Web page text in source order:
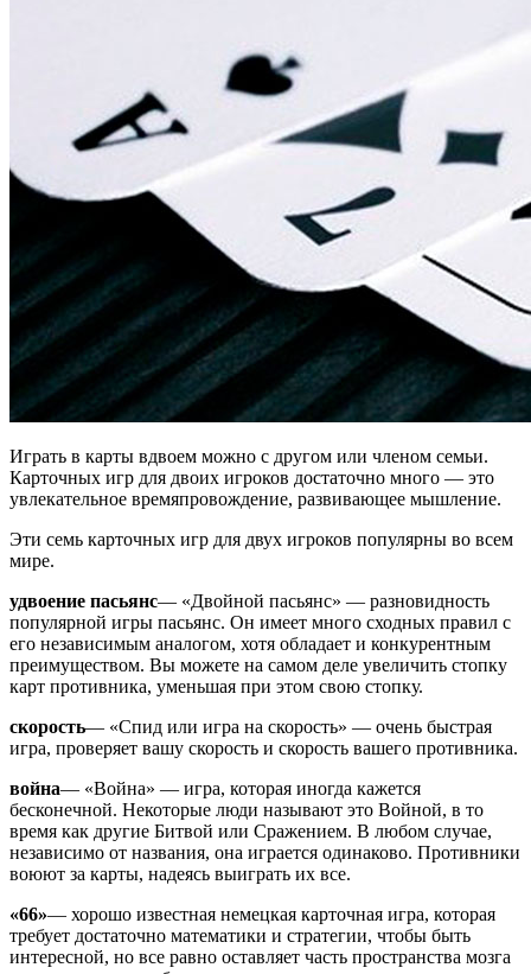
Играть в карты вдвоем можно с другом или членом семьи.
Карточных игр для двоих игроков достаточно много — это
увлекательное времяпровождение, развивающее мышление.
Эти семь карточных игр для двух игроков популярны во всем
мире.
удвоение пасьянс— «Двойной пасьянс» — разновидность
популярной игры пасьянс. Он имеет много сходных правил с
его независимым аналогом, хотя обладает и конкурентным
преимуществом. Вы можете на самом деле увеличить стопку
карт противника, уменьшая при этом свою стопку.
скорость— «Спид или игра на скорость» — очень быстрая
игра, проверяет вашу скорость и скорость вашего противника.
война— «Война» — игра, которая иногда кажется
бесконечной. Некоторые люди называют это Войной, в то
время как другие Битвой или Сражением. В любом случае,
независимо от названия, она играется одинаково. Противники
воюют за карты, надеясь выиграть их все.
«66»— хорошо известная немецкая карточная игра, которая
требует достаточно математики и стратегии, чтобы быть
интересной, но все равно оставляет часть пространства мозга